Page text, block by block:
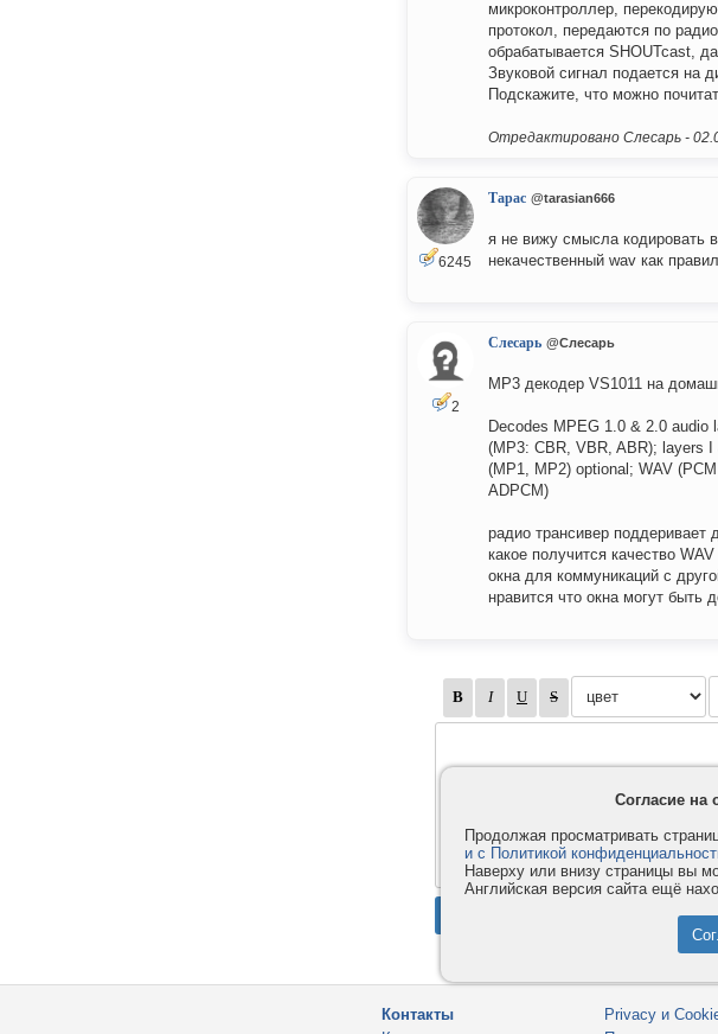
микроконтроллер,
протокол, передаются по
обрабатывается SHOUTcast,
Звуковой сигнал подается на
Подскажите, что можно
Отредактировано Слесарь -
6245
Тарас @tarasian666
я не вижу смысла кодировать
некачественный wav как
2
Слесарь @Слесарь
MP3 декодер VS1011 на
Decodes MPEG 1.0 & 2.0 audio
(MP3: CBR, VBR, ABR); layers I
(MP1, MP2) optional; WAV
ADPCM)
радио трансивер поддеривает
какое получится качество
окна для коммуникаций с
нравится что окна могут
Контакты
Privacy и
Согласие на
Продолжая просматривать
и с Политикой
Наверху или внизу страницы вы
Английская версия сайта ещё